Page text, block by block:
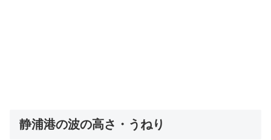
静浦港の波の高さ・うねり